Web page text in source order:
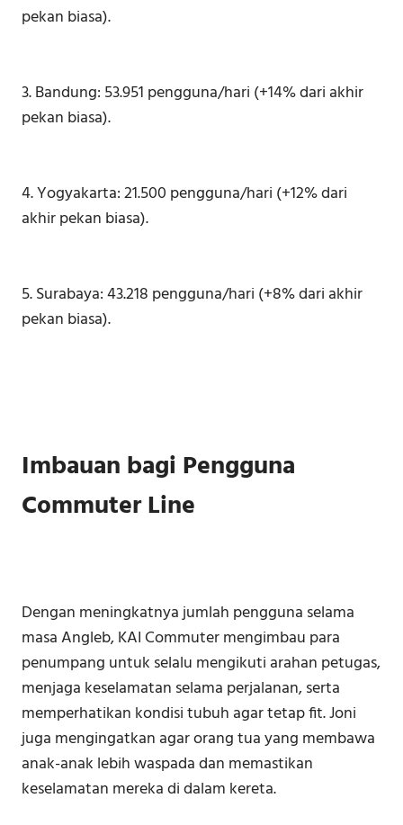
pekan biasa).
3. Bandung: 53.951 pengguna/hari (+14% dari akhir
pekan biasa).
4. Yogyakarta: 21.500 pengguna/hari (+12% dari
akhir pekan biasa).
5. Surabaya: 43.218 pengguna/hari (+8% dari akhir
pekan biasa).
Imbauan bagi Pengguna
Commuter Line
Dengan meningkatnya jumlah pengguna selama
masa Angleb, KAI Commuter mengimbau para
penumpang untuk selalu mengikuti arahan petugas,
menjaga keselamatan selama perjalanan, serta
memperhatikan kondisi tubuh agar tetap fit. Joni
juga mengingatkan agar orang tua yang membawa
anak-anak lebih waspada dan memastikan
keselamatan mereka di dalam kereta.